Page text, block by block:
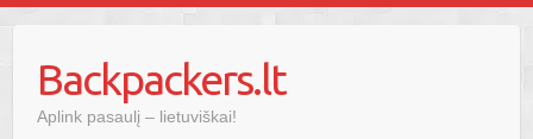
contentBackpackers.lt
Aplink pasaulį – lietuviškai!